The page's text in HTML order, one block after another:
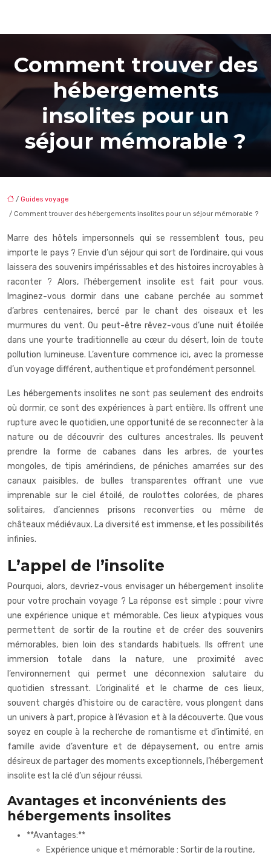
Comment trouver des
hébergements
insolites pour un
séjour mémorable ?
/ Guides voyage
/ Comment trouver des hébergements insolites pour un séjour mémorable ?
Marre des hôtels impersonnels qui se ressemblent tous, peu
importe le pays ? Envie d’un séjour qui sort de l’ordinaire, qui vous
laissera des souvenirs impérissables et des histoires incroyables à
raconter ? Alors, l’hébergement insolite est fait pour vous.
Imaginez-vous dormir dans une cabane perchée au sommet
d’arbres centenaires, bercé par le chant des oiseaux et les
murmures du vent. Ou peut-être rêvez-vous d’une nuit étoilée
dans une yourte traditionnelle au cœur du désert, loin de toute
pollution lumineuse. L’aventure commence ici, avec la promesse
d’un voyage différent, authentique et profondément personnel.
Les hébergements insolites ne sont pas seulement des endroits
où dormir, ce sont des expériences à part entière. Ils offrent une
rupture avec le quotidien, une opportunité de se reconnecter à la
nature ou de découvrir des cultures ancestrales. Ils peuvent
prendre la forme de cabanes dans les arbres, de yourtes
mongoles, de tipis amérindiens, de péniches amarrées sur des
canaux paisibles, de bulles transparentes offrant une vue
imprenable sur le ciel étoilé, de roulottes colorées, de phares
solitaires, d’anciennes prisons reconverties ou même de
châteaux médiévaux. La diversité est immense, et les possibilités
infinies.
L’appel de l’insolite
Pourquoi, alors, devriez-vous envisager un hébergement insolite
pour votre prochain voyage ? La réponse est simple : pour vivre
une expérience unique et mémorable. Ces lieux atypiques vous
permettent de sortir de la routine et de créer des souvenirs
mémorables, bien loin des standards habituels. Ils offrent une
immersion totale dans la nature, une proximité avec
l’environnement qui permet une déconnexion salutaire du
quotidien stressant. L’originalité et le charme de ces lieux,
souvent chargés d’histoire ou de caractère, vous plongent dans
un univers à part, propice à l’évasion et à la découverte. Que vous
soyez en couple à la recherche de romantisme et d’intimité, en
famille avide d’aventure et de dépaysement, ou entre amis
désireux de partager des moments exceptionnels, l’hébergement
insolite est la clé d’un séjour réussi.
Avantages et inconvénients des
hébergements insolites
**Avantages:**
Expérience unique et mémorable : Sortir de la routine,